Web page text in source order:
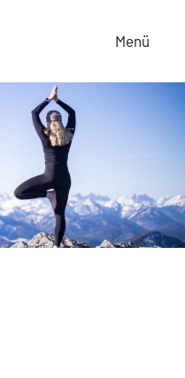
Menü